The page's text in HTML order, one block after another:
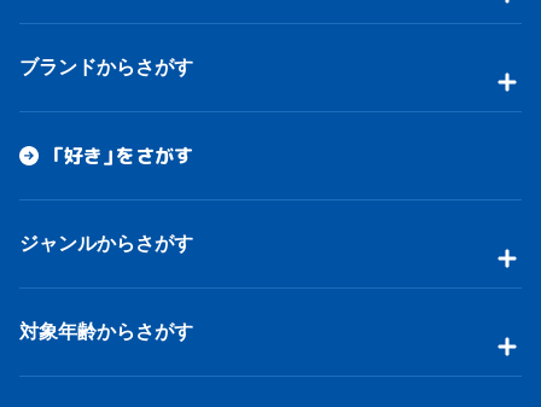
ブランドからさがす
「好き」をさがす
ジャンルからさがす
対象年齢からさがす